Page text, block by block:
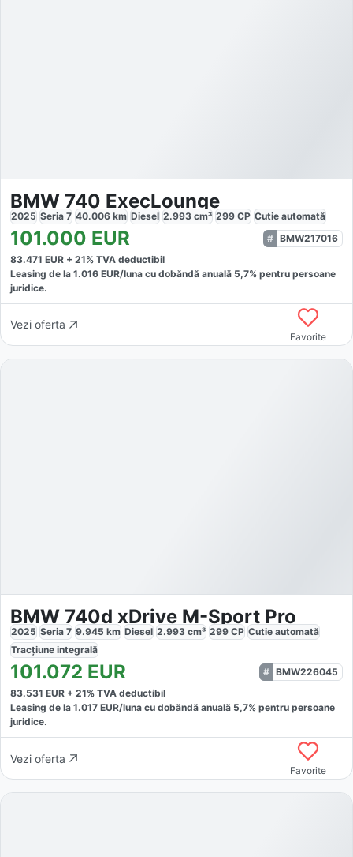
BMW 740 ExecLounge
2025 Seria 7 40.006 km Diesel 2.993 cm³ 299 CP Cutie automată
101.000 EUR
BMW217016
83.471 EUR + 21% TVA deductibil
Leasing de la 1.016 EUR/luna cu dobăndă anuală 5,7% pentru persoane
juridice.
Vezi oferta
Favorite
BMW 740d xDrive M-Sport Pro
2025 Seria 7 9.945 km Diesel 2.993 cm³ 299 CP Cutie automată
Tracțiune integrală
101.072 EUR
BMW226045
83.531 EUR + 21% TVA deductibil
Leasing de la 1.017 EUR/luna cu dobăndă anuală 5,7% pentru persoane
juridice.
Vezi oferta
Favorite